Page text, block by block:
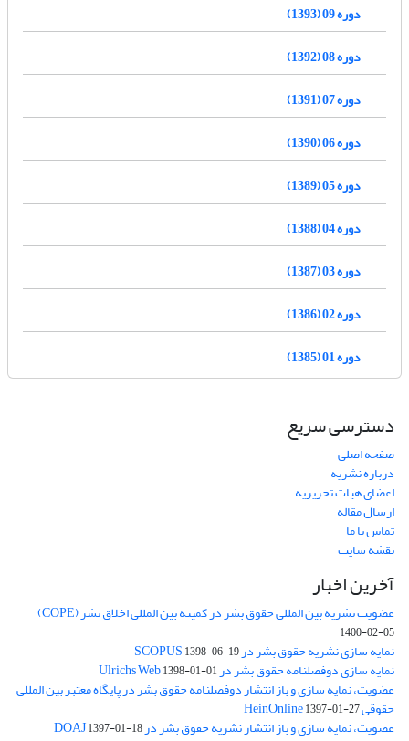
دوره 09 (1393)
دوره 08 (1392)
دوره 07 (1391)
دوره 06 (1390)
دوره 05 (1389)
دوره 04 (1388)
دوره 03 (1387)
دوره 02 (1386)
دوره 01 (1385)
دسترسی سریع
صفحه اصلی
درباره نشریه
اعضای هیات تحریریه
ارسال مقاله
تماس با ما
نقشه سایت
آخرین اخبار
عضویت نشریه بین المللی حقوق بشر در کمیته بین المللی اخلاق نشر (COPE)
1400-02-05
نمایه سازی نشریه حقوق بشر در SCOPUS1398-06-19
نمایه سازی دوفصلنامه حقوق بشر در Ulrichs Web1398-01-01
عضویت، نمایه سازی و باز انتشار دوفصلنامه حقوق بشر در پایگاه معتبر بین المللی
حقوقی HeinOnline1397-01-27
عضویت، نمایه سازی و باز انتشار نشریه حقوق بشر در DOAJ1397-01-18